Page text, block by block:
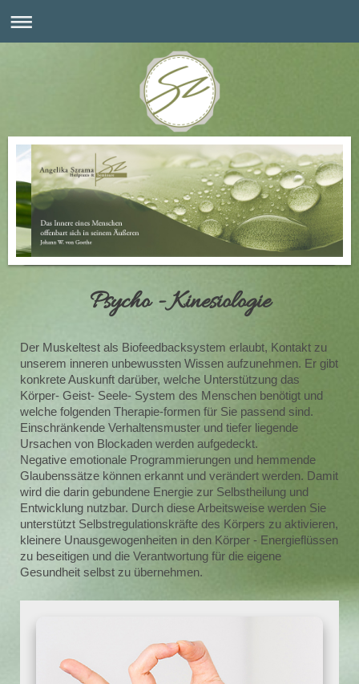
Psycho - Kinesiologie
Der Muskeltest als Biofeedbacksystem erlaubt, Kontakt zu
unserem inneren unbewussten Wissen aufzunehmen. Er gibt
konkrete Auskunft darüber, welche Unterstützung das
Körper- Geist- Seele- System des Menschen benötigt und
welche folgenden Therapie-formen für Sie passend sind.
Einschränkende Verhaltensmuster und tiefer liegende
Ursachen von Blockaden werden aufgedeckt.
Negative emotionale Programmierungen und hemmende
Glaubenssätze können erkannt und verändert werden. Damit
wird die darin gebundene Energie zur Selbstheilung und
Entwicklung nutzbar. Durch diese Arbeitsweise werden Sie
unterstützt Selbstregulationskräfte des Körpers zu aktivieren,
kleinere Unausgewogenheiten in den Körper - Energieflüssen
zu beseitigen und die Verantwortung für die eigene
Gesundheit selbst zu übernehmen.